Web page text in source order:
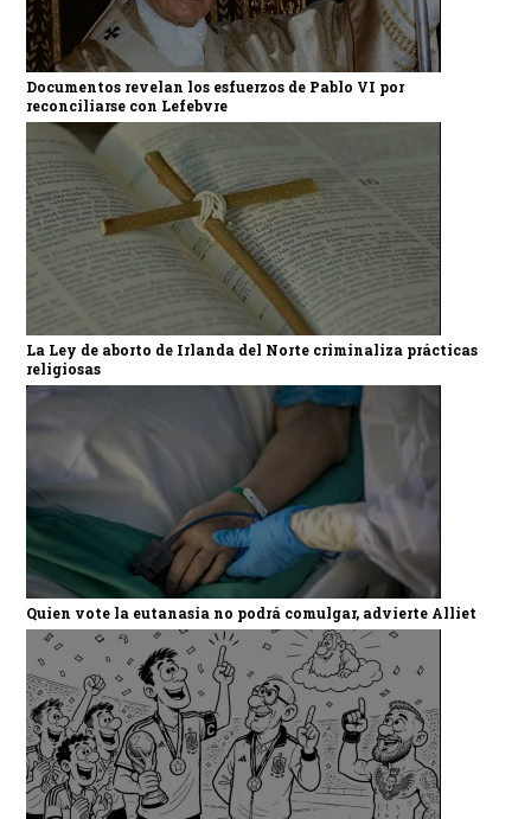
Documentos revelan los esfuerzos de Pablo VI por
reconciliarse con Lefebvre
La Ley de aborto de Irlanda del Norte criminaliza prácticas
religiosas
Quien vote la eutanasia no podrá comulgar, advierte Alliet